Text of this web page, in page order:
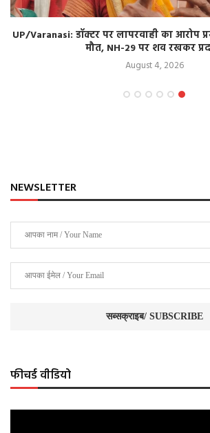
UP/Varanasi: डॉक्टर पर लापरवाही का आरोप
मौत, NH-29 पर शव रखकर
August 4, 2026
NEWSLETTER
फीचर्ड वीडियो